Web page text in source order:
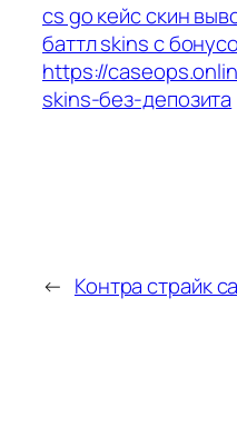
cs go кейс скин
баттл skins с
https://
skins-без-депозита
← Контра страйк